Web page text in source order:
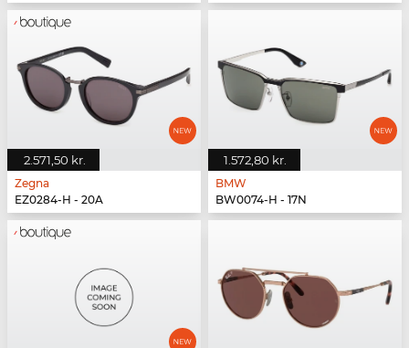
2.571,50 kr.
Zegna
EZ0284-H - 20A
1.572,80 kr.
BMW
BW0074-H - 17N